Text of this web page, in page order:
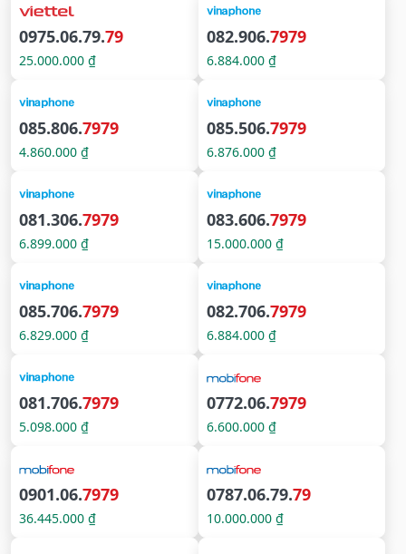
0975.06.79.79
25.000.000 ₫
082.906.7979
6.884.000 ₫
085.806.7979
4.860.000 ₫
085.506.7979
6.876.000 ₫
081.306.7979
6.899.000 ₫
083.606.7979
15.000.000 ₫
085.706.7979
6.829.000 ₫
082.706.7979
6.884.000 ₫
081.706.7979
5.098.000 ₫
0772.06.7979
6.600.000 ₫
0901.06.7979
36.445.000 ₫
0787.06.79.79
10.000.000 ₫